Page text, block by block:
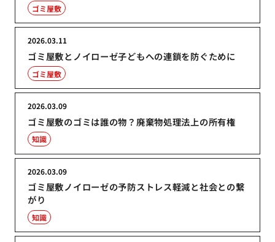
ゴミ屋敷
ゴミ屋敷とノイローゼ子どもへの連鎖を防ぐために
2026.03.11
ゴミ屋敷
ゴミ屋敷のゴミは誰の物？廃棄物処理法上の所有権
2026.03.09
知識
ゴミ屋敷ノイローゼの予防ストレス軽減と社会との繋
がり
2026.03.09
知識